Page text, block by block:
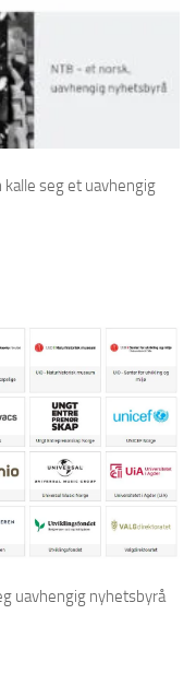
seg et uavhengig
uavhengig nyhetsbyrå